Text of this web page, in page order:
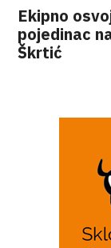
Ekipno
pojedinac
Škrtić